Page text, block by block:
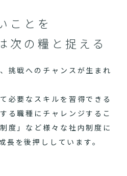
ことを
次の糧と捉える
挑戦へのチャンスが生まれ
必要なスキルを習得できる
る職種にチャレンジするこ
度」など様々な社内制度に
長を後押ししています。